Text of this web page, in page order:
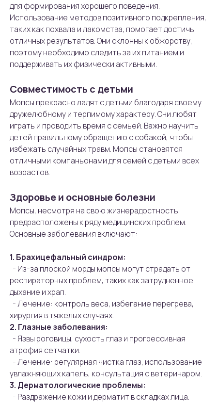
для формирования хорошего поведения.
Использование методов позитивного подкрепления,
таких как похвала и лакомства, помогает достичь
отличных результатов. Они склонны к обжорству,
поэтому необходимо следить за их питанием и
поддерживать их физически активными.
Совместимость с детьми
Мопсы прекрасно ладят с детьми благодаря своему
дружелюбному и терпимому характеру. Они любят
играть и проводить время с семьей. Важно научить
детей правильному обращению с собакой, чтобы
избежать случайных травм. Мопсы становятся
отличными компаньонами для семей с детьми всех
возрастов.
Здоровье и основные болезни
Мопсы, несмотря на свою жизнерадостность,
предрасположены к ряду медицинских проблем.
Основные заболевания включают:
1. Брахицефальный синдром:
- Из-за плоской морды мопсы могут страдать от
респираторных проблем, таких как затрудненное
дыхание и храп.
- Лечение: контроль веса, избегание перегрева,
хирургия в тяжелых случаях.
2. Глазные заболевания:
- Язвы роговицы, сухость глаз и прогрессивная
атрофия сетчатки.
- Лечение: регулярная чистка глаз, использование
увлажняющих капель, консультация с ветеринаром.
3. Дерматологические проблемы:
- Раздражение кожи и дерматит в складках лица.